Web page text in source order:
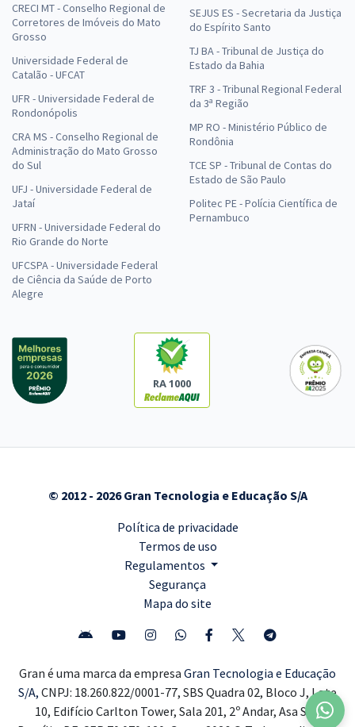
CRECI MT - Conselho Regional de
Corretores de Imóveis do Mato
Grosso
Universidade Federal de
Catalão - UFCAT
UFR - Universidade Federal de
Rondonópolis
CRA MS - Conselho Regional de
Administração do Mato Grosso
do Sul
UFJ - Universidade Federal de
Jataí
UFRN - Universidade Federal do
Rio Grande do Norte
UFCSPA - Universidade Federal
de Ciência da Saúde de Porto
Alegre
SEJUS ES - Secretaria da Justiça
do Espírito Santo
TJ BA - Tribunal de Justiça do
Estado da Bahia
TRF 3 - Tribunal Regional Federal
da 3ª Região
MP RO - Ministério Público de
Rondônia
TCE SP - Tribunal de Contas do
Estado de São Paulo
Politec PE - Polícia Científica de
Pernambuco
RA 1000
© 2012 - 2026 Gran Tecnologia e Educação S/A
Política de privacidade
Termos de uso
Regulamentos
Segurança
Mapa do site
Gran é uma marca da empresa Gran Tecnologia e Educação
S/A, CNPJ: 18.260.822/0001-77, SBS Quadra 02, Bloco J, Lote
10, Edifício Carlton Tower, Sala 201, 2º Andar, Asa Sul,